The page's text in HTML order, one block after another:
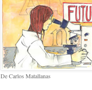
De Carlos Matallanas